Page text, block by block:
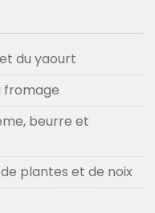
du yaourt
fromage
beurre et
plantes et de noix